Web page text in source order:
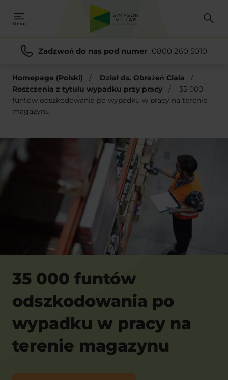
Menu
Zadzwoń do nas pod numer 0800 260 5010
Homepage (Polski) / Dział ds. Obrażeń Ciała
/
Roszczenia z tytułu wypadku przy pracy
/
35 000
funtów odszkodowania po wypadku w pracy na terenie
magazynu
35 000 funtów
odszkodowania po
wypadku w pracy na
terenie magazynu